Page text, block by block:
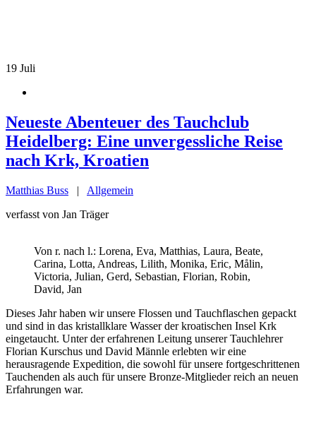
19 Juli
Neueste Abenteuer des Tauchclub
Heidelberg: Eine unvergessliche Reise
nach Krk, Kroatien
Matthias Buss | Allgemein
verfasst von Jan Träger
Von r. nach l.: Lorena, Eva, Matthias, Laura, Beate,
Carina, Lotta, Andreas, Lilith, Monika, Eric, Målin,
Victoria, Julian, Gerd, Sebastian, Florian, Robin,
David, Jan
Dieses Jahr haben wir unsere Flossen und Tauchflaschen gepackt
und sind in das kristallklare Wasser der kroatischen Insel Krk
eingetaucht. Unter der erfahrenen Leitung unserer Tauchlehrer
Florian Kurschus und David Männle erlebten wir eine
herausragende Expedition, die sowohl für unsere fortgeschrittenen
Tauchenden als auch für unsere Bronze-Mitglieder reich an neuen
Erfahrungen war.